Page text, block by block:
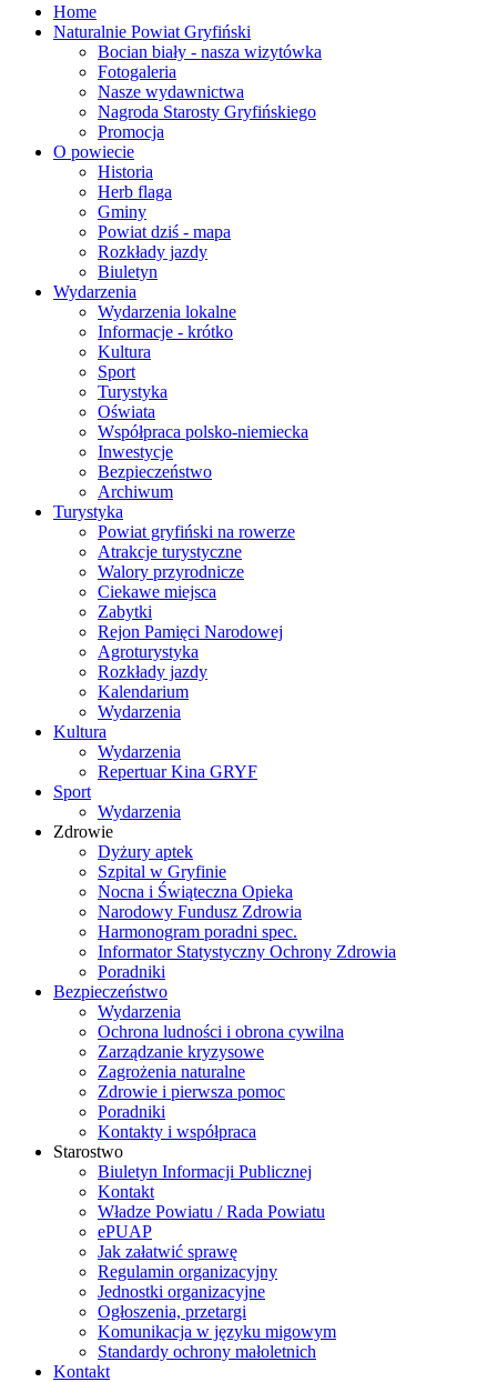
Home
Naturalnie Powiat Gryfiński
Bocian biały - nasza wizytówka
Fotogaleria
Nasze wydawnictwa
Nagroda Starosty Gryfińskiego
Promocja
O powiecie
Historia
Herb flaga
Gminy
Powiat dziś - mapa
Rozkłady jazdy
Biuletyn
Wydarzenia
Wydarzenia lokalne
Informacje - krótko
Kultura
Sport
Turystyka
Oświata
Współpraca polsko-niemiecka
Inwestycje
Bezpieczeństwo
Archiwum
Turystyka
Powiat gryfiński na rowerze
Atrakcje turystyczne
Walory przyrodnicze
Ciekawe miejsca
Zabytki
Rejon Pamięci Narodowej
Agroturystyka
Rozkłady jazdy
Kalendarium
Wydarzenia
Kultura
Wydarzenia
Repertuar Kina GRYF
Sport
Wydarzenia
Zdrowie
Dyżury aptek
Szpital w Gryfinie
Nocna i Świąteczna Opieka
Narodowy Fundusz Zdrowia
Harmonogram poradni spec.
Informator Statystyczny Ochrony Zdrowia
Poradniki
Bezpieczeństwo
Wydarzenia
Ochrona ludności i obrona cywilna
Zarządzanie kryzysowe
Zagrożenia naturalne
Zdrowie i pierwsza pomoc
Poradniki
Kontakty i współpraca
Starostwo
Biuletyn Informacji Publicznej
Kontakt
Władze Powiatu / Rada Powiatu
ePUAP
Jak załatwić sprawę
Regulamin organizacyjny
Jednostki organizacyjne
Ogłoszenia, przetargi
Komunikacja w języku migowym
Standardy ochrony małoletnich
Kontakt